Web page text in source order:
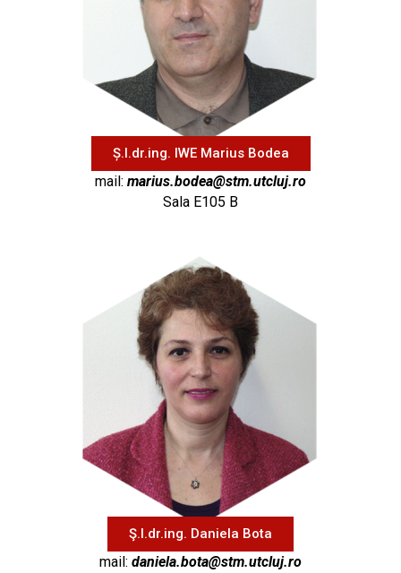
Ș.l.dr.ing. IWE Marius Bodea
mail: marius.bodea@stm.utcluj.ro
Sala E105 B
Ş.l.dr.ing. Daniela Bota
mail: daniela.bota@stm.utcluj.ro